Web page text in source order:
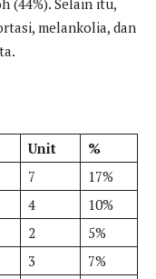
(44%). Selain itu,
melankolia, dan
Unit
%
7
17%
4
10%
2
5%
3
7%